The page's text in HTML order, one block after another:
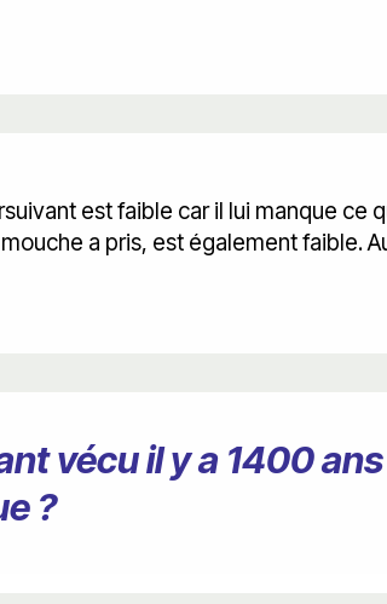
est faible car il lui manque ce
a pris, est également faible.
vécu il y a 1400
?